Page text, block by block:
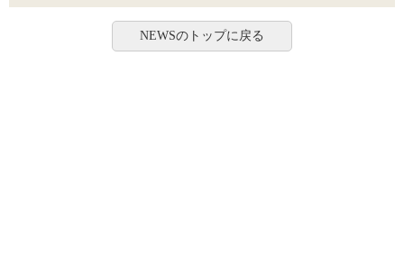
NEWSのトップに戻る